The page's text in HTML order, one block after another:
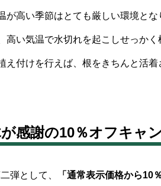
が高い季節はとても厳しい環境とな
高い気温で水切れを起こしせっか
え付けを行えば、根をきちんと活
感謝の10％オフキャ
弾として、 「通常表示価格から10